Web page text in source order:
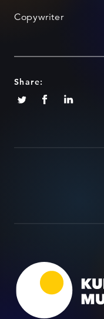
Copywriter
Share: